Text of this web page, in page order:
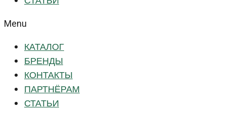
Menu
КАТАЛОГ
БРЕНДЫ
КОНТАКТЫ
ПАРТНЁРАМ
СТАТЬИ